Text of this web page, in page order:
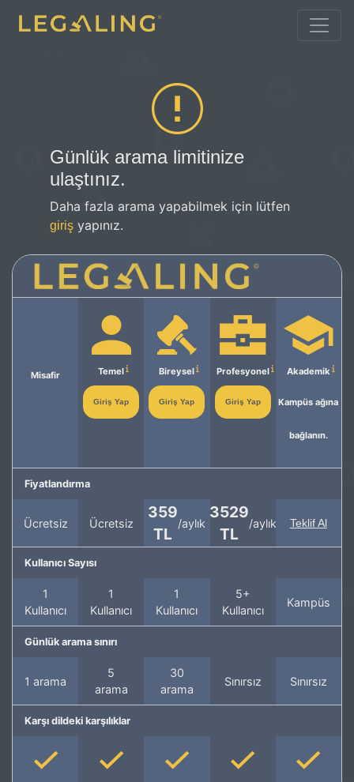
Günlük arama limitinize
ulaştınız.
Daha fazla arama yapabilmek için lütfen
giriş yapınız.
Misafir Temel
Giriş Yap
Bireysel
Giriş Yap
Profesyonel
Giriş Yap
Akademik
Kampüs ağına
bağlanın.
Fiyatlandırma
Ücretsiz Ücretsiz
359
TL
/aylık
3529
TL
/aylık Teklif Al
Kullanıcı Sayısı
1
Kullanıcı
1
Kullanıcı
1
Kullanıcı
5+
Kullanıcı
Kampüs
Günlük arama sınırı
1 arama
5
arama
30
arama
Sınırsız Sınırsız
Karşı dildeki karşılıklar